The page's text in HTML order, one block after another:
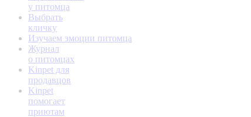
у питомца
Выбрать
кличку
Изучаем эмоции питомца
Журнал
о питомцах
Kinpet для
продавцов
Kinpet
помогает
приютам